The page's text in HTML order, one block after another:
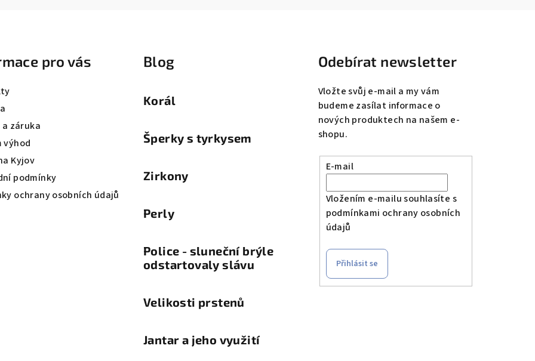
pro vás
záruka
výhod
Kyjov
podmínky
ochrany osobních údajů
Blog
Korál
Šperky s tyrkysem
Zirkony
Perly
Police - sluneční brýle
odstartovaly slávu
Velikosti prstenů
Jantar a jeho využití
Odebírat newsletter
Vložte svůj e-mail a my vám
budeme zasílat informace o
nových produktech na našem e-
shopu.
E-mail
Vložením e-mailu souhlasíte s
podmínkami ochrany osobních
údajů
Přihlásit se